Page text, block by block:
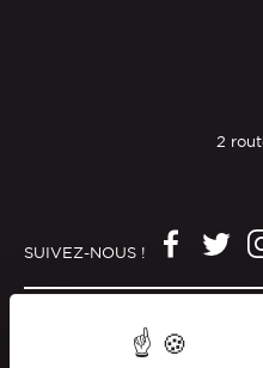
2
SUIVEZ-NOUS !
Politique de confidentialité